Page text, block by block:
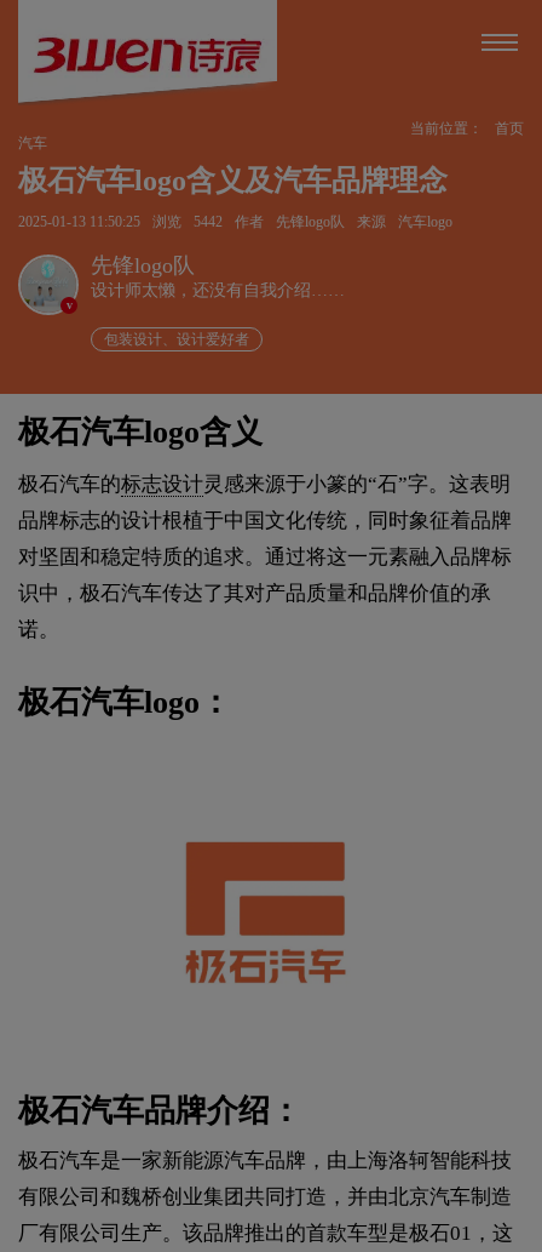
当前位置：
首页
汽车
极石汽车logo含义及汽车品牌理念
2025-01-13 11:50:25 浏览 5442 作者 先锋logo队 来源 汽车logo
v
先锋logo队
设计师太懒，还没有自我介绍……
包装设计、设计爱好者
极石汽车logo含义
极石汽车的标志设计灵感来源于小篆的“石”字。这表明
品牌标志的设计根植于中国文化传统，同时象征着品牌
对坚固和稳定特质的追求。通过将这一元素融入品牌标
识中，极石汽车传达了其对产品质量和品牌价值的承
诺。
极石汽车logo：
极石汽车品牌介绍：
极石汽车是一家新能源汽车品牌，由上海洛轲智能科技
有限公司和魏桥创业集团共同打造，并由北京汽车制造
厂有限公司生产。该品牌推出的首款车型是极石01，这